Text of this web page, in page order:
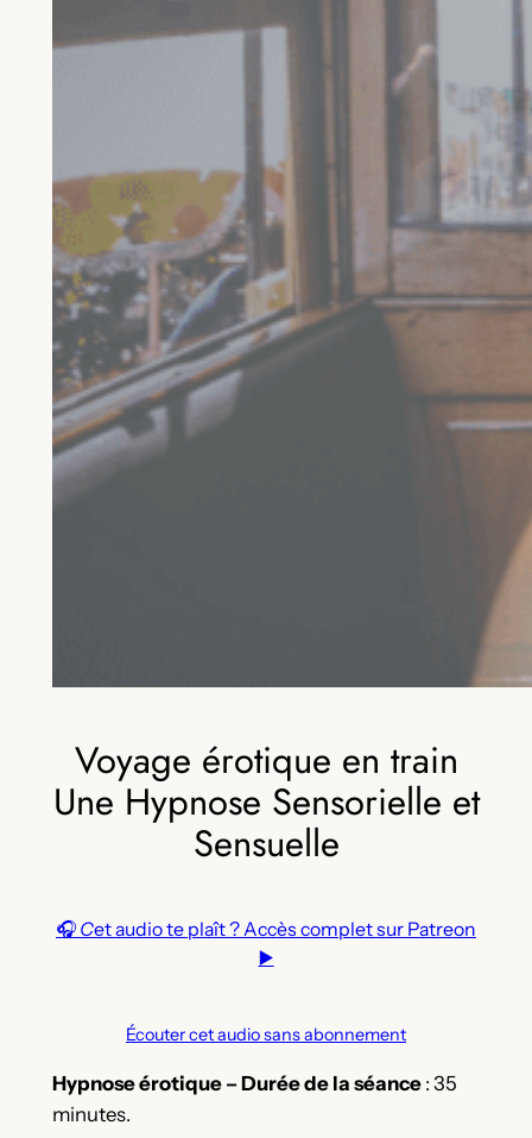
Voyage érotique en train
Une Hypnose Sensorielle et
Sensuelle
🎧 Cet audio te plaît ? Accès complet sur Patreon
▶️
Écouter cet audio sans abonnement
Hypnose érotique – Durée de la séance: 35
minutes.